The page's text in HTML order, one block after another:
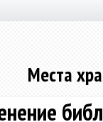
Места